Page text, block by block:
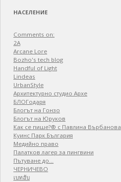
НАСЕЛЕНИЕ
Comments on:
2A
Arcane Lore
Bozho's tech blog
Handful of Light
Lindeas
UrbanStyle
Архитектурно студио Архе
БЛОГодаря
Блогът на Гонзо
Блогът на Юруков
Как се пише?® с Павлина Върбанова
Куинс Парк България
Медийно право
Палатков лагер зa пингвини
Пътуване до…
ЧЕРНИЧЕВО
เบทฮับ